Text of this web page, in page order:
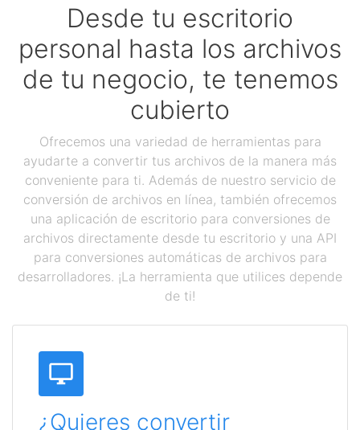
Desde tu escritorio
personal hasta los archivos
de tu negocio, te tenemos
cubierto
Ofrecemos una variedad de herramientas para
ayudarte a convertir tus archivos de la manera más
conveniente para ti. Además de nuestro servicio de
conversión de archivos en línea, también ofrecemos
una aplicación de escritorio para conversiones de
archivos directamente desde tu escritorio y una API
para conversiones automáticas de archivos para
desarrolladores. ¡La herramienta que utilices depende
de ti!
¿Quieres convertir